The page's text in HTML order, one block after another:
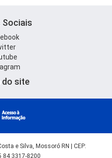
Sociais
do site
e Silva, Mossoró RN | CEP:
84 3317-8200